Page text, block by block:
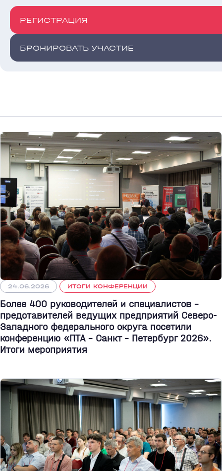
РЕГИСТРАЦИЯ
БРОНИРОВАТЬ УЧАСТИЕ
24.06.2026 ИТОГИ КОНФЕРЕНЦИИ
Более 400 руководителей и специалистов –
представителей ведущих предприятий Северо-
Западного федерального округа посетили
конференцию «ПТА – Санкт - Петербург 2026».
Итоги мероприятия